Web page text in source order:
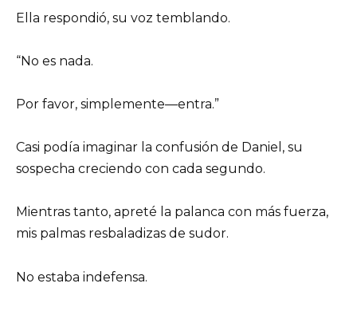
Ella respondió, su voz temblando.
“No es nada.
Por favor, simplemente—entra.”
Casi podía imaginar la confusión de Daniel, su
sospecha creciendo con cada segundo.
Mientras tanto, apreté la palanca con más fuerza,
mis palmas resbaladizas de sudor.
No estaba indefensa.